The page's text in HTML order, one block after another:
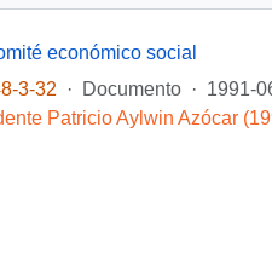
económico social
3-32
· Documento · 1991-
Patricio Aylwin Azócar